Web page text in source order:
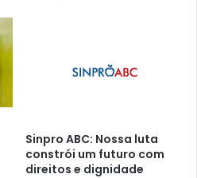
Sinpro ABC: Nossa luta
constrói um futuro com
direitos e dignidade